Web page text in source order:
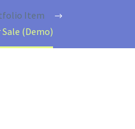
Item
(Demo)